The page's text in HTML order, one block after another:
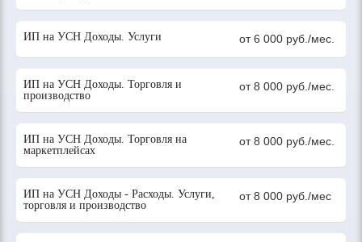
ИП на УСН Доходы. Услуги от 6 000 руб./мес.
ИП на УСН Доходы. Торговля и
производство
от 8 000 руб./мес.
ИП на УСН Доходы. Торговля на
маркетплейсах
от 8 000 руб./мес.
ИП на УСН Доходы - Расходы. Услуги,
торговля и производство
от 8 000 руб./мес